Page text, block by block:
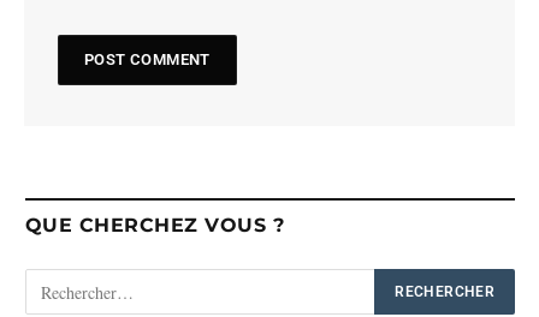
QUE CHERCHEZ VOUS ?